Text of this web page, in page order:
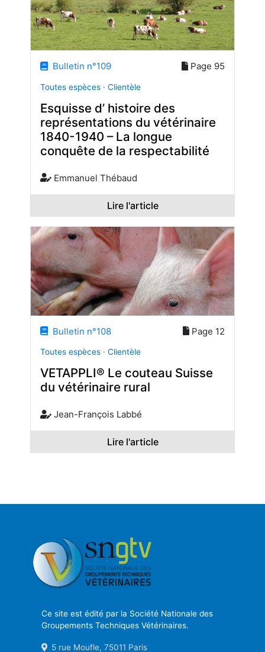
Bulletin n°109 Page 95
Toutes espèces · Clientèle
Esquisse d’ histoire des
représentations du vétérinaire
1840-1940 – La longue
conquête de la respectabilité
Emmanuel Thébaud
Lire l'article
Bulletin n°108 Page 12
Toutes espèces · Clientèle
VETAPPLI® Le couteau Suisse
du vétérinaire rural
Jean-François Labbé
Lire l'article
Ce site est édité par la Société Nationale des
Groupements Techniques Vétérinaires.
5 rue Moufle, 75011 Paris